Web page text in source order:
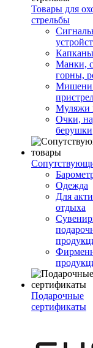
Товары для
стрельбы
Капканы
Манки,
горны,
Мишени
Муляжи
Очки,
берушки
Одежда
Для
отдыха
Подарочные
сертификаты